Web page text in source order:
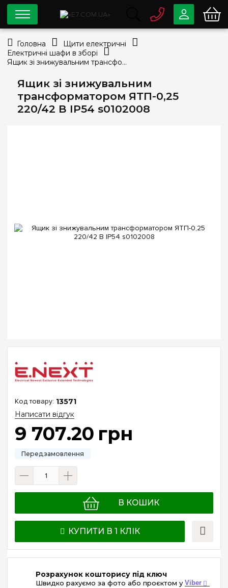
Ящик зі знижувальним
трансформатором ЯТП-0,25
220/42 В IP54 s0102008
13571
Написати відгук
9 707.20 грн
В КОШИК
КУПИТИ В 1 КЛІК
Розрахунок кошторису під ключ
Швидко рахуємо за фото або проєктом у Viber
0 800
info@e7.com.ua
Viber Telegram
Головна
Щити електричні
Електричні шафи в зборі
Ящик зі знижувальним трансформатором ЯТП-0,25 220/42 В IP54 s0102008